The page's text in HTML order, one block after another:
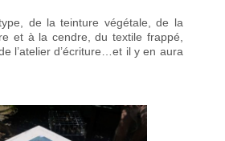
de la teinture végétale, de la
et à la cendre, du textile frappé,
l’atelier d’écriture…et il y en aura